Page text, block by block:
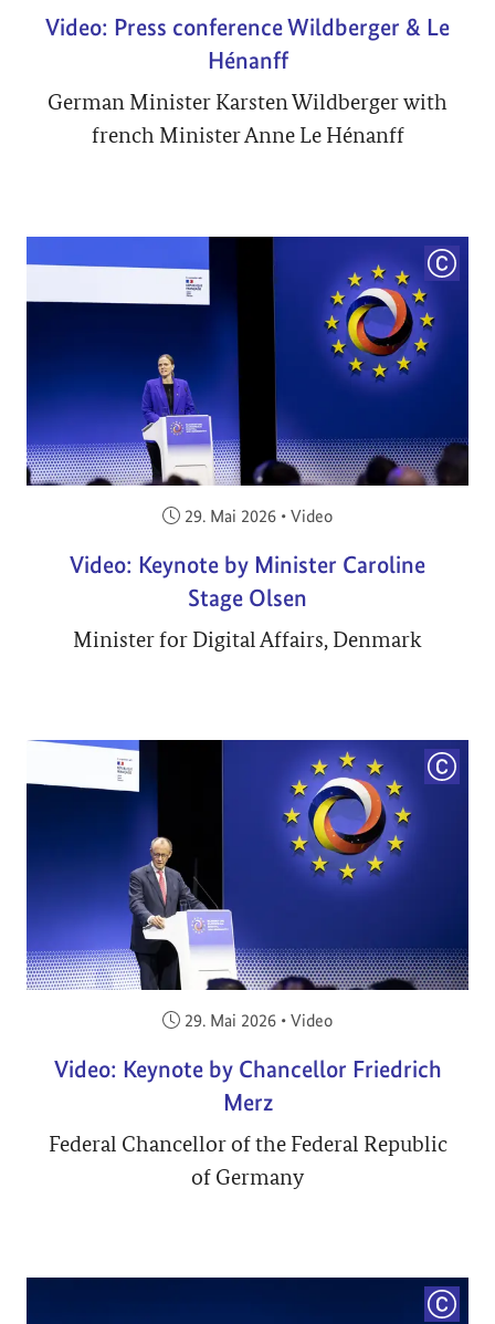
Video: Press conference Wildberger & Le
Hénanff
German Minister Karsten Wildberger with
french Minister Anne Le Hénanff
Veröffentlicht am:
29. Mai 2026 • Video
Video: Keynote by Minister Caroline
Stage Olsen
Minister for Digital Affairs, Denmark
Veröffentlicht am:
29. Mai 2026 • Video
Video: Keynote by Chancellor Friedrich
Merz
Federal Chancellor of the Federal Republic
of Germany